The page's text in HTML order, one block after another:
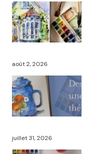
août 2, 2026
juillet 31, 2026